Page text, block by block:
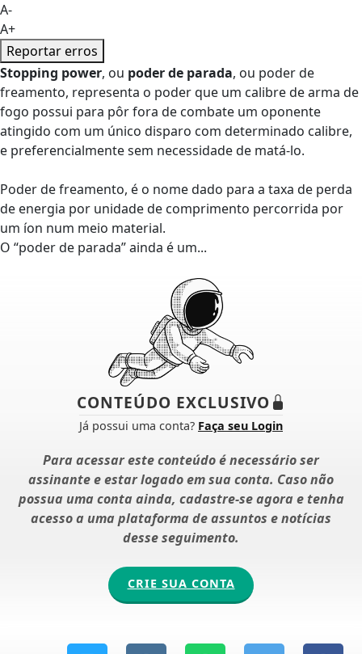
A-
A+
Reportar erros
Stopping power, ou poder de parada, ou poder de
freamento, representa o poder que um calibre de arma de
fogo possui para pôr fora de combate um oponente
atingido com um único disparo com determinado calibre,
e preferencialmente sem necessidade de matá-lo.
Poder de freamento, é o nome dado para a taxa de perda
de energia por unidade de comprimento percorrida por
um íon num meio material.
O “poder de parada” ainda é um...
CONTEÚDO EXCLUSIVO
Já possui uma conta? Faça seu Login
Para acessar este conteúdo é necessário ser
assinante e estar logado em sua conta. Caso não
possua uma conta ainda, cadastre-se agora e tenha
acesso a uma plataforma de assuntos e notícias
desse seguimento.
CRIE SUA CONTA